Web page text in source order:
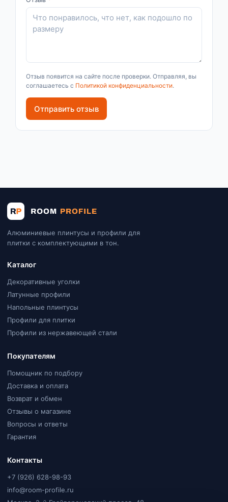
Отзыв появится на сайте после проверки. Отправляя, вы
соглашаетесь с Политикой конфиденциальности.
Отправить отзыв
Алюминиевые плинтусы и профили для
плитки с комплектующими в тон.
Каталог
Декоративные уголки
Латунные профили
Напольные плинтусы
Профили для плитки
Профили из нержавеющей стали
Покупателям
Помощник по подбору
Доставка и оплата
Возврат и обмен
Отзывы о магазине
Вопросы и ответы
Гарантия
Контакты
+7 (926) 628-98-93
info@room-profile.ru